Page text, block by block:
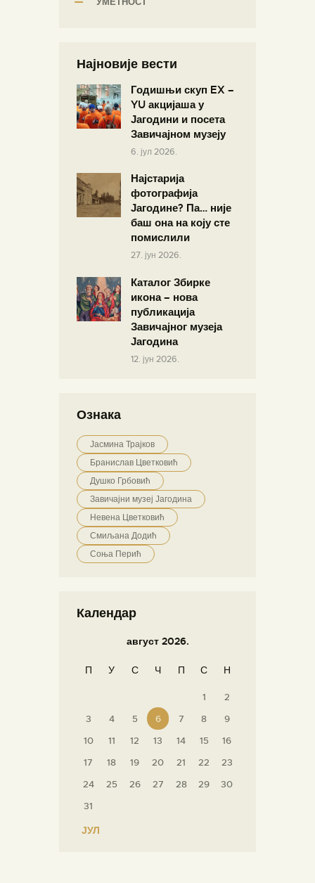
Најновије вести
Годишњи скуп EX –
YU акцијаша у
Јагодини и посета
Завичајном музеју
6. јул 2026.
Најстарија
фотографија
Јагодине? Па… није
баш она на коју сте
помислили
27. јун 2026.
Каталог Збирке
икона – нова
публикација
Завичајног музеја
Јагодина
12. јун 2026.
Ознака
Јасмина Трајков
Бранислав Цветковић
Душко Грбовић
Завичајни музеј Јагодина
Невена Цветковић
Смиљана Додић
Соња Перић
Календар
август 2026.
П У С Ч П С Н
1
2
3
4 5 6 7 8
9
10
11 12 13 14 15
16
17
18 19 20 21 22
23
24
25 26 27 28 29
30
31
« ЈУЛ